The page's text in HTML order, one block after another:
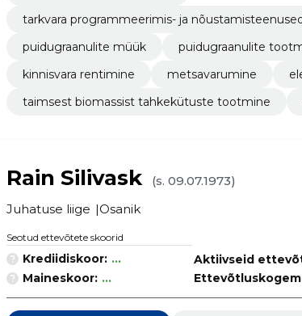
tarkvara programmeerimis- ja
puidugraanulite müük
puidugraanulite
kinnisvara rentimine
metsavarumine
taimsest biomassist tahkekütuste tootmine
Rain Silivask
(s. 09.07.1973)
Juhatuse liige
Osanik
Seotud ettevõtete skoorid
Krediidiskoor: ...
Maineskoor: ...
Aktiivseid